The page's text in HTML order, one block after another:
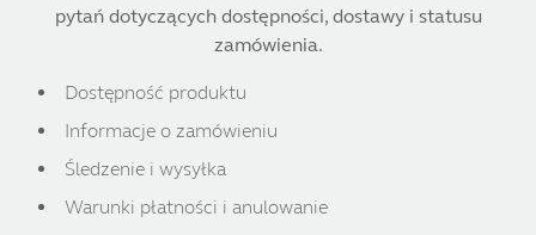
pytań dotyczących dostępności, dostawy i statusu
zamówienia.
Dostępność produktu
Informacje o zamówieniu
Śledzenie i wysyłka
Warunki płatności i anulowanie